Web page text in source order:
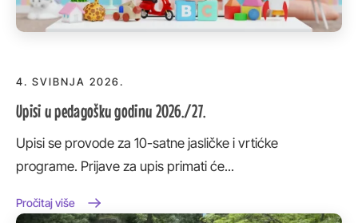
4. SVIBNJA 2026.
Upisi u pedagošku godinu 2026./27.
Upisi se provode za 10-satne jasličke i vrtićke
programe. Prijave za upis primati će...
Pročitaj više